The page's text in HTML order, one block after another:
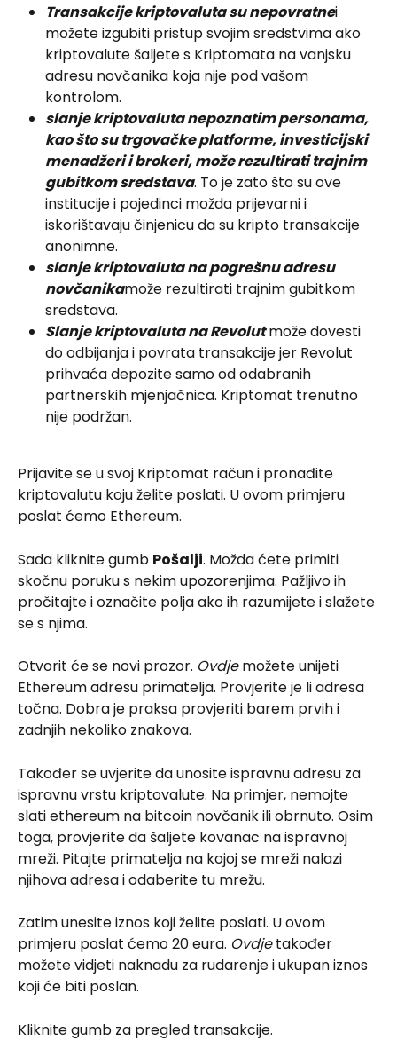
Transakcije kriptovaluta su nepovratnei
možete izgubiti pristup svojim sredstvima ako
kriptovalute šaljete s Kriptomata na vanjsku
adresu novčanika koja nije pod vašom
kontrolom.
slanje kriptovaluta nepoznatim personama,
kao što su trgovačke platforme, investicijski
menadžeri i brokeri, može rezultirati trajnim
gubitkom sredstava. To je zato što su ove
institucije i pojedinci možda prijevarni i
iskorištavaju činjenicu da su kripto transakcije
anonimne.
slanje kriptovaluta na pogrešnu adresu
novčanikamože rezultirati trajnim gubitkom
sredstava.
Slanje kriptovaluta na Revolut može dovesti
do odbijanja i povrata transakcije jer Revolut
prihvaća depozite samo od odabranih
partnerskih mjenjačnica. Kriptomat trenutno
nije podržan.
Prijavite se u svoj Kriptomat račun i pronađite
kriptovalutu koju želite poslati. U ovom primjeru
poslat ćemo Ethereum.
Sada kliknite gumb Pošalji. Možda ćete primiti
skočnu poruku s nekim upozorenjima. Pažljivo ih
pročitajte i označite polja ako ih razumijete i slažete
se s njima.
Otvorit će se novi prozor. Ovdje možete unijeti
Ethereum adresu primatelja. Provjerite je li adresa
točna. Dobra je praksa provjeriti barem prvih i
zadnjih nekoliko znakova.
Također se uvjerite da unosite ispravnu adresu za
ispravnu vrstu kriptovalute. Na primjer, nemojte
slati ethereum na bitcoin novčanik ili obrnuto. Osim
toga, provjerite da šaljete kovanac na ispravnoj
mreži. Pitajte primatelja na kojoj se mreži nalazi
njihova adresa i odaberite tu mrežu.
Zatim unesite iznos koji želite poslati. U ovom
primjeru poslat ćemo 20 eura. Ovdje također
možete vidjeti naknadu za rudarenje i ukupan iznos
koji će biti poslan.
Kliknite gumb za pregled transakcije.